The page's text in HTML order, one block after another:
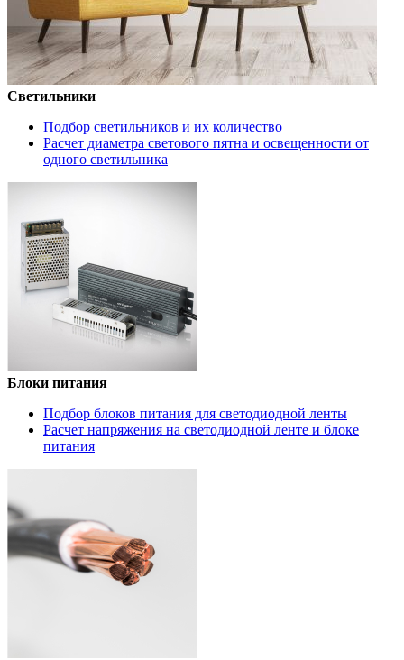
Светильники
Подбор светильников и их количество
Расчет диаметра светового пятна и освещенности от
одного светильника
Блоки питания
Подбор блоков питания для светодиодной ленты
Расчет напряжения на светодиодной ленте и блоке
питания